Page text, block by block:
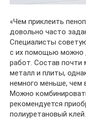
«Чем приклеить
довольно часто
Специалисты
с их помощью можно
работ. Состав почти
металл и плиты,
немного меньше, чем
Можно
рекомендуется
полиуретановый